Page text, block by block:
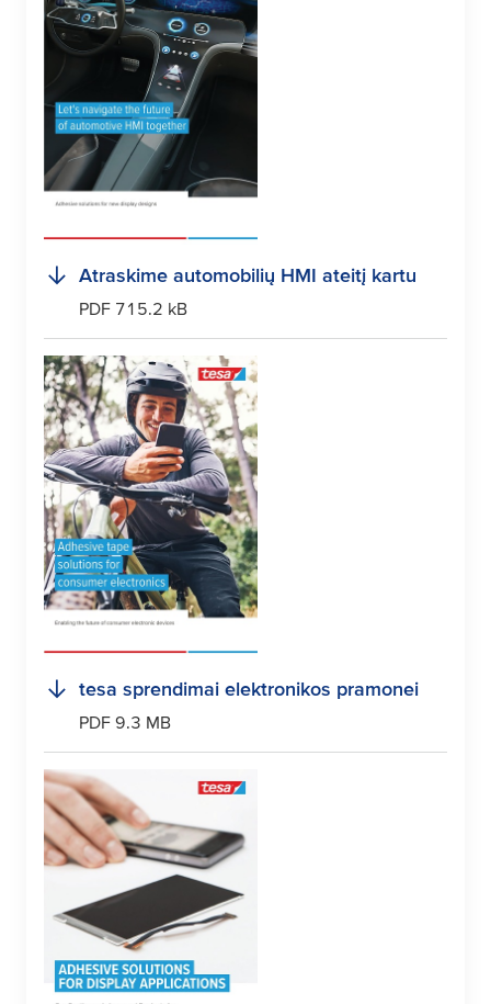
Atraskime automobilių HMI ateitį kartu
PDF 715.2 kB
tesa sprendimai elektronikos pramonei
PDF 9.3 MB